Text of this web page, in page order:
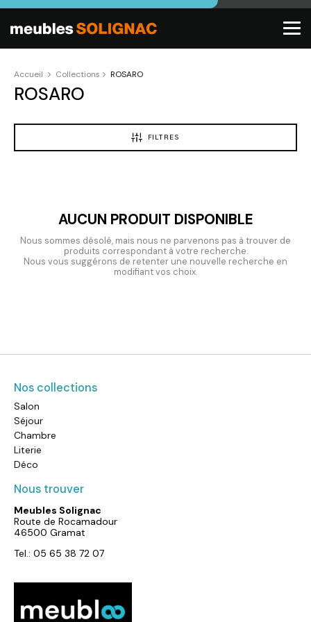
Accueil Collections ROSARO
ROSARO
FILTRES
AUCUN PRODUIT DISPONIBLE
Nous sommes désolé, mais nous ne parvenons pas à trouver de
produits correspondant à votre recherche.
Nous vous suggérons de retenter une nouvelle recherche en
modifiant vos choix.
Nos collections
Salon
Séjour
Chambre
Literie
Déco
Nous trouver
Meubles Solignac
Route de Rocamadour
46500 Gramat
Tel.: 05 65 38 72 07